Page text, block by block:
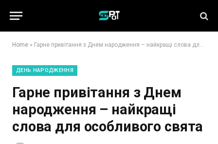
Home » Гарне привітання з Днем народження – найкращі слова для особливого свята
ДЕНЬ НАРОДЖЕННЯ
Гарне привітання з Днем
народження – найкращі
слова для особливого свята